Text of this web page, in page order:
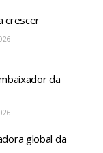
crescer
da
global da